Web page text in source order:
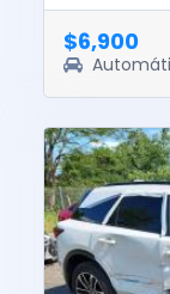
was
$6,900